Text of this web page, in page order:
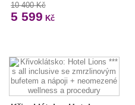
10 400 Kč
5 599 Kč